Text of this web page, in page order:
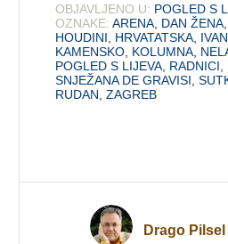
OBJAVLJENO U: POGLED S
OZNAKE: ARENA DAN ŽENA
HOUDINI
HRVATATSKA
KAMENSKO KOLUMNA
POGLED S LIJEVA RADNICI
SNJEŽANA DE GRAVISI ,
RUDAN ,ZAGREB
Drago Pilsel